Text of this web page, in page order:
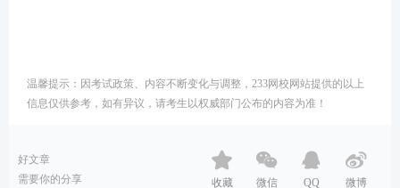
温馨提示：因考试政策、内容不断变化与调整，233网校网站提供的以上
信息仅供参考，如有异议，请考生以权威部门公布的内容为准！
好文章
需要你的分享
收藏 微信 QQ 微博